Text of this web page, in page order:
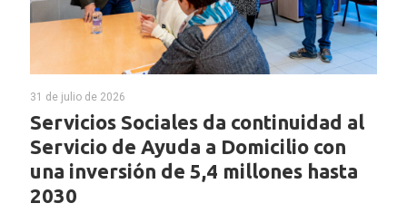
31 de julio de 2026
Servicios Sociales da continuidad al
Servicio de Ayuda a Domicilio con
una inversión de 5,4 millones hasta
2030